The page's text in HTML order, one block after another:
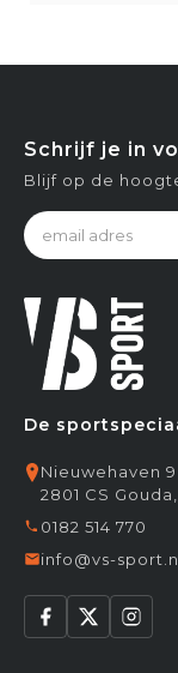
De
Nieuwehaven 9
2801 CS
0182 514 770
info@vs-
Schrijf je in
Blijf op de